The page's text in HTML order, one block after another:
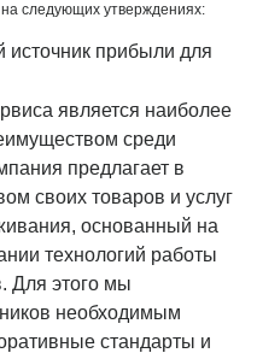
следующих утверждениях:
источник прибыли для
является наиболее
среди
предлагает в
своих товаров и услуг
основанный на
технологий работы
Для этого мы
необходимым
стандарты и